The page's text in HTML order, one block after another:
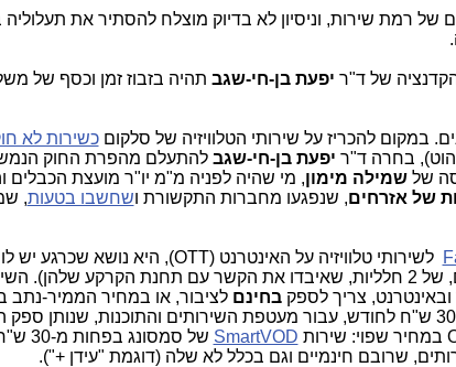
על הוט בעניינים של רמת שירות, וניסיון לא בדיוק מוצלח להסתיר את
של ד"ר יפעת בן-חי-שגב תהיה בזבוז זמן וכסף של
במקום להכריז על שירותי הטלוויזיה של סלקוםכשירות לא
הוט), בחרה ד"ר יפעת בן-חי-שגב להתעלם מהפרת החוק
שלשמילה מימון, מי שהיה לפניה מ"מ יו"ר מועצת הכבלים
של אזרחים, שנפגעו מחברות התקשורת ושחשבו בטעות,
שימועים מקבילים (כנראה ב-2 עולמות מקבילים, של 2 חלליות, שאיבדו את הקשר עם תחנת הקרקע
ובאינטרנט, צריך לספקבחינםלציבור, או במחיר הממיר-נתב
חד-פעמית בלבד, או בתוספת קטנה של 20 עד 30 ש"ח לחודש, עבור מעטפת השירותים והתוכנות, שנותן
SmartVOD של סמסונג בפחות מ-30 ש"ח לחודש.